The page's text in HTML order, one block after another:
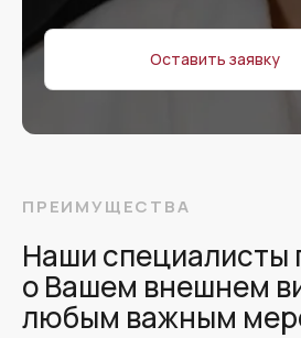
Оставить заявку
ПРЕИМУЩЕСТВА
Наши специалисты
о Вашем внешнем
любым важным